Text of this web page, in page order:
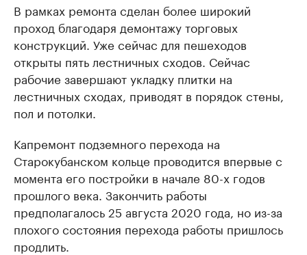
В рамках ремонта сделан более широкий
проход благодаря демонтажу торговых
конструкций. Уже сейчас для пешеходов
открыты пять лестничных сходов. Сейчас
рабочие завершают укладку плитки на
лестничных сходах, приводят в порядок стены,
пол и потолки.
Капремонт подземного перехода на
Старокубанском кольце проводится впервые с
момента его постройки в начале 80-х годов
прошлого века. Закончить работы
предполагалось 25 августа 2020 года, но из-за
плохого состояния перехода работы пришлось
продлить.